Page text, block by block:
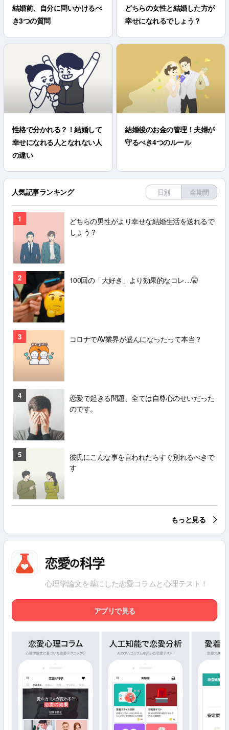
結婚前、自分に問いかけるべ
き3つの質問
どちらの女性と結婚した方が
幸せになれるでしょう？
性格で分かれる？！結婚して
幸せになれる人となれない人
の違い
結婚後のお金の管理！夫婦が
守るべき4つのルール
人気記事ランキング 日別 全期間
1
どちらの男性がより幸せな結婚生活を送れるで
しょう？
2 100回の「大好き」より効果的なコレ…🤫
3 コロナでAV業界が盛んになったって本当？
4
恋愛で起きる問題、全ては自尊心のせいだった
のです。
5
彼氏にこんな事を言われたらすぐ別れるべきで
す
もっと見る
心理学論文を基にした恋愛コラムと心理テスト！
アプリで見る